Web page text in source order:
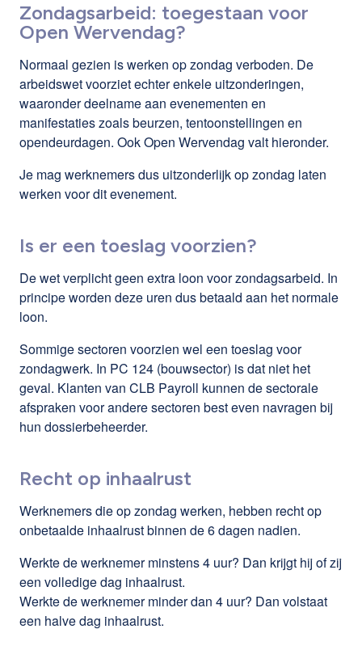
Zondagsarbeid: toegestaan voor
Open Wervendag?
Normaal gezien is werken op zondag verboden. De
arbeidswet voorziet echter enkele uitzonderingen,
waaronder deelname aan evenementen en
manifestaties zoals beurzen, tentoonstellingen en
opendeurdagen. Ook Open Wervendag valt hieronder.
Je mag werknemers dus uitzonderlijk op zondag laten
werken voor dit evenement.
Is er een toeslag voorzien?
De wet verplicht geen extra loon voor zondagsarbeid. In
principe worden deze uren dus betaald aan het normale
loon.
Sommige sectoren voorzien wel een toeslag voor
zondagwerk. In PC 124 (bouwsector) is dat niet het
geval. Klanten van CLB Payroll kunnen de sectorale
afspraken voor andere sectoren best even navragen bij
hun dossierbeheerder.
Recht op inhaalrust
Werknemers die op zondag werken, hebben recht op
onbetaalde inhaalrust binnen de 6 dagen nadien.
Werkte de werknemer minstens 4 uur? Dan krijgt hij of zij
een volledige dag inhaalrust.
Werkte de werknemer minder dan 4 uur? Dan volstaat
een halve dag inhaalrust.